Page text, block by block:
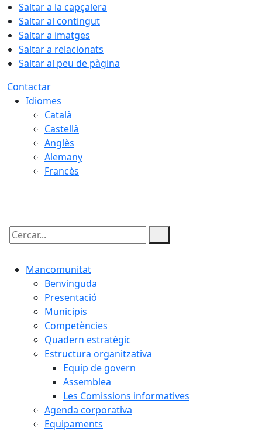
Saltar a la capçalera
Saltar al contingut
Saltar a imatges
Saltar a relacionats
Saltar al peu de pàgina
Contactar
Idiomes
Català
Castellà
Anglès
Alemany
Francès
Cercar:
Mancomunitat
Benvinguda
Presentació
Municipis
Competències
Quadern estratègic
Estructura organitzativa
Equip de govern
Assemblea
Les Comissions informatives
Agenda corporativa
Equipaments